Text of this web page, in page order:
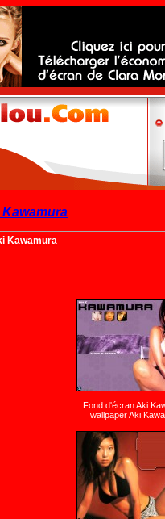
Kawamura
Fond d'écran Aki
wallpaper Aki